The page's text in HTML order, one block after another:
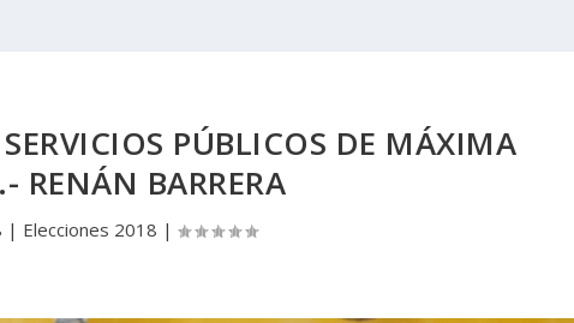
PÚBLICOS DE MÁXIMA
RENÁN BARRERA
| Elecciones 2018 |